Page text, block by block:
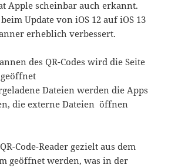
Apple scheinbar auch erkannt.
Update von iOS 12 auf iOS 13
erheblich verbessert.
des QR-Codes wird die Seite
Dateien werden die Apps
die externe Dateien öffnen
Code-Reader gezielt aus dem
geöffnet werden, was in der